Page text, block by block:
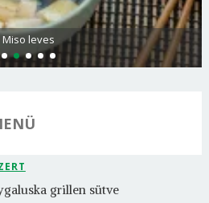
Miso leves
grillen sütve